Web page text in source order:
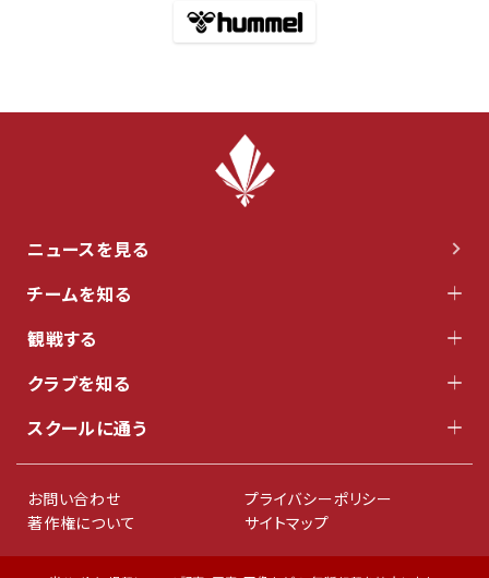
ニュースを見る
チームを知る
観戦する
クラブを知る
スクールに通う
お問い合わせ
プライバシーポリシー
著作権について
サイトマップ